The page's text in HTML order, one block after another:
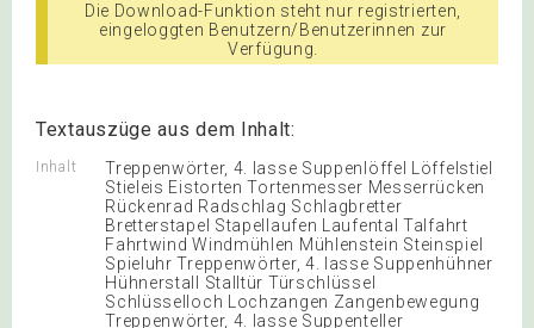
Die Download-Funktion steht nur registrierten,
eingeloggten Benutzern/Benutzerinnen zur
Verfügung.
Textauszüge aus dem Inhalt:
Inhalt
Treppenwörter, 4. lasse Suppenlöffel Löffelstiel
Stieleis Eistorten Tortenmesser Messerrücken
Rückenrad Radschlag Schlagbretter
Bretterstapel Stapellaufen Laufental Talfahrt
Fahrtwind Windmühlen Mühlenstein Steinspiel
Spieluhr Treppenwörter, 4. lasse Suppenhühner
Hühnerstall Stalltür Türschlüssel
Schlüsselloch Lochzangen Zangenbewegung
Treppenwörter, 4. lasse Suppenteller